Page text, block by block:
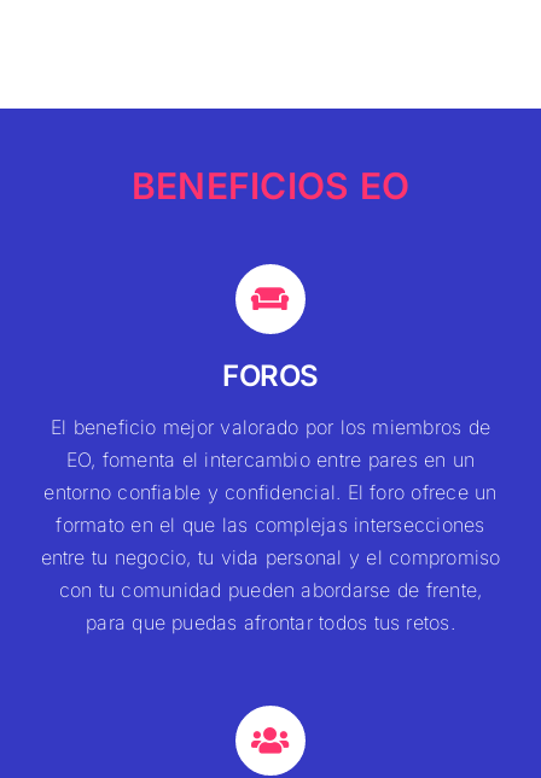
BENEFICIOS EO
FOROS
El beneficio mejor valorado por los miembros de
EO, fomenta el intercambio entre pares en un
entorno confiable y confidencial. El foro ofrece un
formato en el que las complejas intersecciones
entre tu negocio, tu vida personal y el compromiso
con tu comunidad pueden abordarse de frente,
para que puedas afrontar todos tus retos.